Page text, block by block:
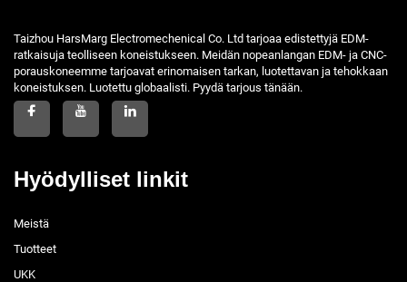
Taizhou HarsMarg Electromechenical Co. Ltd tarjoaa edistettyjä EDM-
ratkaisuja teolliseen koneistukseen. Meidän nopeanlangan EDM- ja CNC-
porauskoneemme tarjoavat erinomaisen tarkan, luotettavan ja tehokkaan
koneistuksen. Luotettu globaalisti. Pyydä tarjous tänään.
Hyödylliset linkit
Meistä
Tuotteet
UKK